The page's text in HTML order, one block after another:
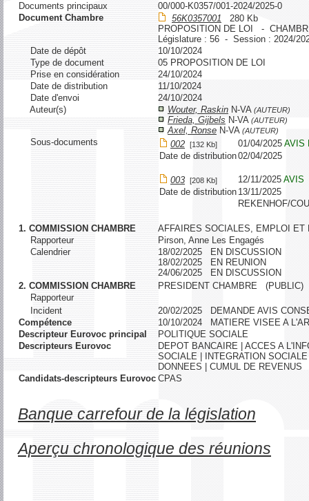
Documents principaux
00/000-K0357/001-2024/2025-0
Document Chambre
56K0357001 280 Kb
PROPOSITION DE LOI -
Législature : 56 - Session : 2024/
Date de dépôt
10/10/2024
Type de document
05 PROPOSITION DE LOI
Prise en considération
24/10/2024
Date de distribution
11/10/2024
Date d'envoi
24/10/2024
Auteur(s)
Wouter, Raskin N-VA (AUTEUR)
Frieda, Gijbels N-VA (AUTEUR)
Axel, Ronse N-VA (AUTEUR)
Sous-documents 002 [132 Kb] 01/04/2025 AVIS
Date de distribution02/04/2025
003 [208 Kb] 12/11/2025 AVIS
Date de distribution 13/11/2025
REKENHOF/
1. COMMISSION CHAMBRE
AFFAIRES SOCIALES, EMPLOI
Rapporteur
Pirson, Anne Les Engagés
Calendrier
18/02/2025 EN DISCUSSION
18/02/2025 EN REUNION
24/06/2025 EN DISCUSSION
2. COMMISSION CHAMBRE
PRESIDENT CHAMBRE (PUBLIC)
Rapporteur
Incident
20/02/2025 DEMANDE AVIS
Compétence
10/10/2024 MATIERE VISEE A
Descripteur Eurovoc principal
POLITIQUE SOCIALE
Descripteurs Eurovoc
DEPOT BANCAIRE | ACCES A
SOCIALE | INTEGRATION
DONNEES | CUMUL DE REVENUS
Candidats-descripteurs Eurovoc CPAS
Banque carrefour de la législation
Aperçu chronologique des réunions